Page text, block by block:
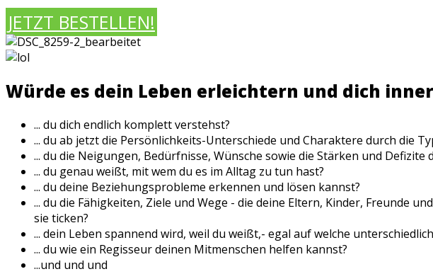
JETZT BESTELLEN!
Würde es dein Leben erleichtern und dich
... du dich endlich komplett verstehst?
... du ab jetzt die Persönlichkeits-Unterschiede und Charaktere durch die
... du die Neigungen, Bedürfnisse, Wünsche sowie die Stärken und
... du genau weißt, mit wem du es im Alltag zu tun hast?
... du deine Beziehungsprobleme erkennen und lösen kannst?
... du die Fähigkeiten, Ziele und Wege - die deine Eltern, Kinder, Freunde
sie ticken?
... dein Leben spannend wird, weil du weißt,- egal auf welche
... du wie ein Regisseur deinen Mitmenschen helfen kannst?
...und und und